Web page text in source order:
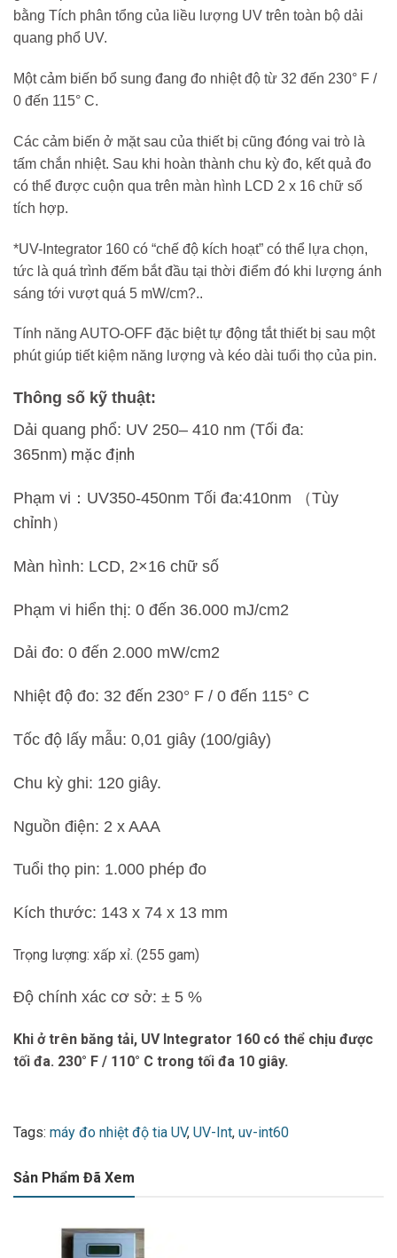
bằng Tích phân tổng của liều lượng UV trên toàn bộ dải
quang phổ UV.
Một cảm biến bổ sung đang đo nhiệt độ từ 32 đến 230° F /
0 đến 115° C.
Các cảm biến ở mặt sau của thiết bị cũng đóng vai trò là
tấm chắn nhiệt. Sau khi hoàn thành chu kỳ đo, kết quả đo
có thể được cuộn qua trên màn hình LCD 2 x 16 chữ số
tích hợp.
*UV-Integrator 160 có “chế độ kích hoạt” có thể lựa chọn,
tức là quá trình đếm bắt đầu tại thời điểm đó khi lượng ánh
sáng tới vượt quá 5 mW/cm?..
Tính năng AUTO-OFF đặc biệt tự động tắt thiết bị sau một
phút giúp tiết kiệm năng lượng và kéo dài tuổi thọ của pin.
Thông số kỹ thuật:
Dải quang phổ: UV 250– 410 nm (Tối đa:
365nm) mặc định
Phạm vi：UV350-450nm Tối đa:410nm （Tùy
chỉnh）
Màn hình: LCD, 2×16 chữ số
Phạm vi hiển thị: 0 đến 36.000 mJ/cm2
Dải đo: 0 đến 2.000 mW/cm2
Nhiệt độ đo: 32 đến 230° F / 0 đến 115° C
Tốc độ lấy mẫu: 0,01 giây (100/giây)
Chu kỳ ghi: 120 giây.
Nguồn điện: 2 x AAA
Tuổi thọ pin: 1.000 phép đo
Kích thước: 143 x 74 x 13 mm
Trọng lượng: xấp xỉ. (255 gam)
Độ chính xác cơ sở: ± 5 %
Khi ở trên băng tải, UV Integrator 160 có thể chịu được
tối đa. 230° F / 110° C trong tối đa 10 giây.
Tags: máy đo nhiệt độ tia UV, UV-Int, uv-int60
Sản Phẩm Đã Xem